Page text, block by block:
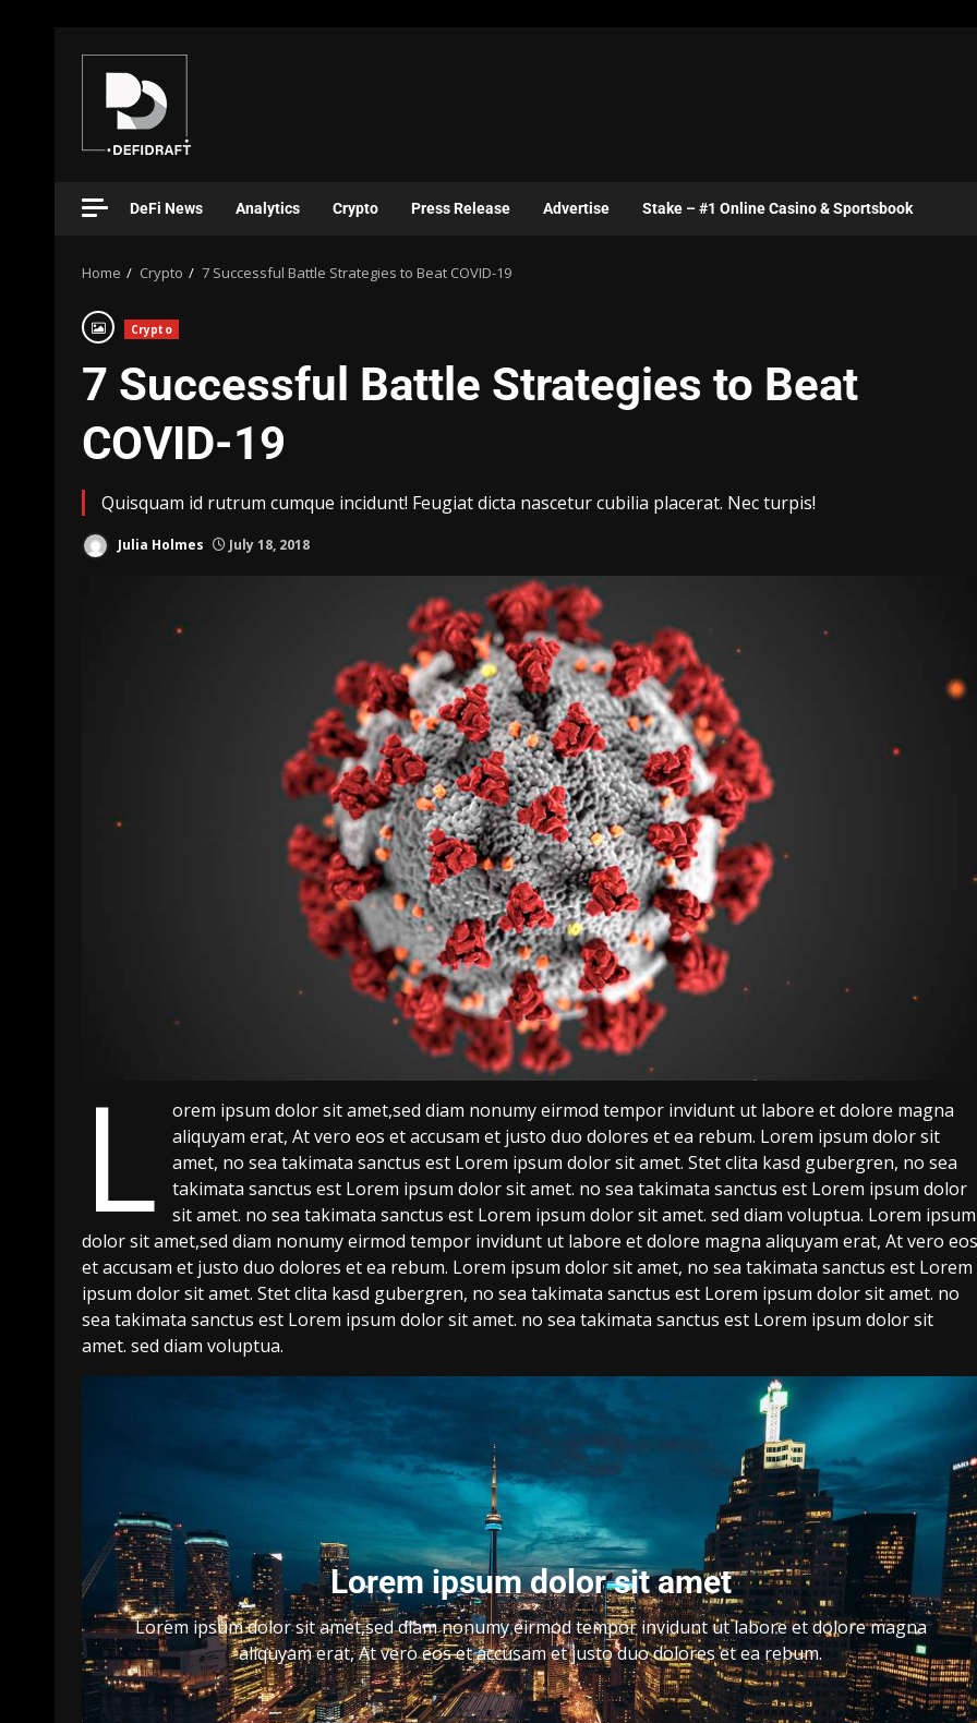
DeFi News Analytics Crypto Press Release Advertise Stake – #1 Online Casino & Sportsbook
Home Crypto 7 Successful Battle Strategies to Beat COVID-19
Crypto
7 Successful Battle Strategies to Beat
COVID-19
Quisquam id rutrum cumque incidunt! Feugiat dicta nascetur cubilia placerat. Nec turpis!
Julia Holmes July 18, 2018
L
orem ipsum dolor sit amet,sed diam nonumy eirmod tempor invidunt ut labore et dolore magna
aliquyam erat, At vero eos et accusam et justo duo dolores et ea rebum. Lorem ipsum dolor sit
amet, no sea takimata sanctus est Lorem ipsum dolor sit amet. Stet clita kasd gubergren, no sea
takimata sanctus est Lorem ipsum dolor sit amet. no sea takimata sanctus est Lorem ipsum dolor
sit amet. no sea takimata sanctus est Lorem ipsum dolor sit amet. sed diam voluptua. Lorem ipsum
dolor sit amet,sed diam nonumy eirmod tempor invidunt ut labore et dolore magna aliquyam erat, At vero eos
et accusam et justo duo dolores et ea rebum. Lorem ipsum dolor sit amet, no sea takimata sanctus est Lorem
ipsum dolor sit amet. Stet clita kasd gubergren, no sea takimata sanctus est Lorem ipsum dolor sit amet. no
sea takimata sanctus est Lorem ipsum dolor sit amet. no sea takimata sanctus est Lorem ipsum dolor sit
amet. sed diam voluptua.
Lorem ipsum dolor sit amet
Lorem ipsum dolor sit amet,sed diam nonumy eirmod tempor invidunt ut labore et dolore magna
aliquyam erat, At vero eos et accusam et justo duo dolores et ea rebum.